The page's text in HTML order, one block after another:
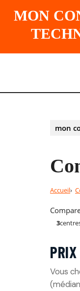
MON
mon
Accueil
3
Vous